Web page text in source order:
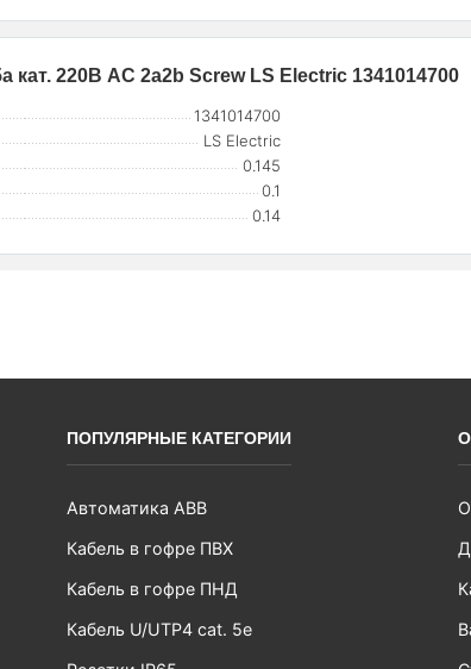
кат. 220В AC 2a2b Screw LS Electric 1341014700
1341014700
LS Electric
0.145
0.1
0.14
ПОПУЛЯРНЫЕ КАТЕГОРИИ
Автоматика ABB
Кабель в гофре ПВХ
Кабель в гофре ПНД
Кабель U/UTP4 cat. 5e